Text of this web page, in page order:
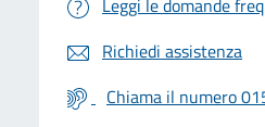
Richiedi assistenza
Chiama il numero